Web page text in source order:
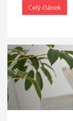
Celý článek